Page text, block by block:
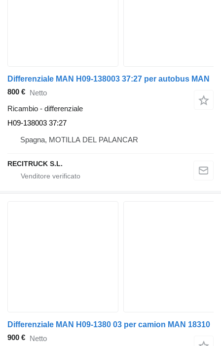
Differenziale MAN H09-138003 37:27 per autobus MAN
800 € Netto
Ricambio - differenziale
H09-138003 37:27
Spagna, MOTILLA DEL PALANCAR
RECITRUCK S.L.
Differenziale MAN H09-1380 03 per camion MAN 18310
900 € Netto